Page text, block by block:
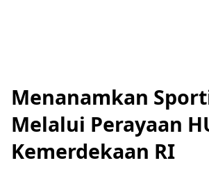
Menanamkan
Melalui Perayaan
Kemerdekaan RI